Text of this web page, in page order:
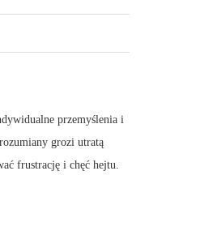
przemyślenia i
grozi utratą
frustrację i chęć hejtu.